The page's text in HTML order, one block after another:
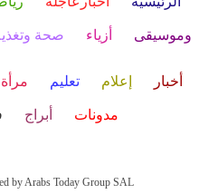
وموسيقى أزياء صحة
أخبار إعلام تعليم مرأة
مدونات أبراج
by Arabs Today Group SAL